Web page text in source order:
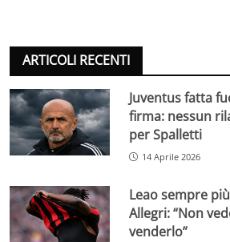
ARTICOLI RECENTI
Juventus fatta
firma: nessun
per Spalletti
14 Aprile 2026
Leao sempre
Allegri: “Non
venderlo”